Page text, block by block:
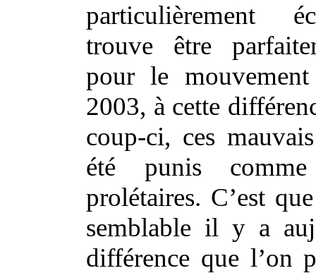
particulièrement
trouve être
pour le
2003, à cette
coup-ci, ces
été punis
prolétaires. C’est
semblable il y a
différence que l’on